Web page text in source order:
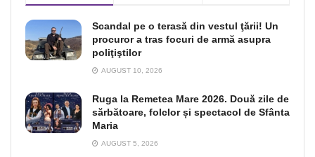
Scandal pe o terasă din vestul ţării! Un
procuror a tras focuri de armă asupra
poliţiştilor
AUGUST 10, 2026
Ruga la Remetea Mare 2026. Două zile de
sărbătoare, folclor și spectacol de Sfânta
Maria
AUGUST 5, 2026